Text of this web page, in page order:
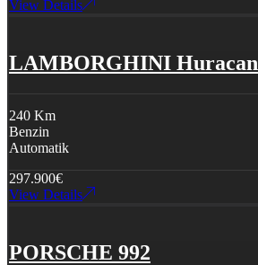
View Details
LAMBORGHINI Huracan
240 Km
Benzin
Automatik
297.900€
View Details
PORSCHE 992